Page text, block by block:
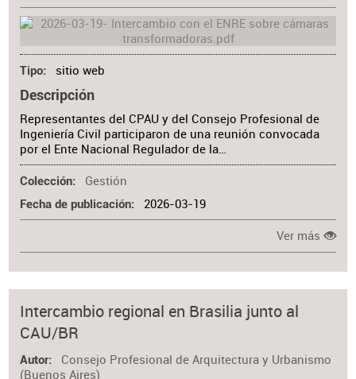
Tipo sitio web
Descripción
Representantes del CPAU y del Consejo Profesional de
Ingeniería Civil participaron de una reunión convocada
por el Ente Nacional Regulador de la…
Colección Gestión
Fecha de publicación 2026-03-19
Ver más
Intercambio regional en Brasilia junto al
CAU/BR
Autor
Consejo Profesional de Arquitectura y Urbanismo
(Buenos Aires)